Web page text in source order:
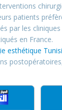
patients
par les
en France.
esthétique